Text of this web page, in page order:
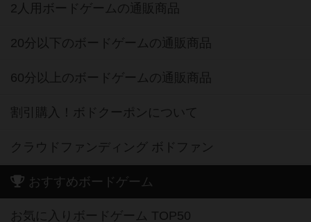
2人用ボードゲームの通販商品
20分以下のボードゲームの通販商品
60分以上のボードゲームの通販商品
割引購入！ボドクーポンについて
クラウドファンディング ボドファン
おすすめボードゲーム
お気に入りボードゲーム TOP50